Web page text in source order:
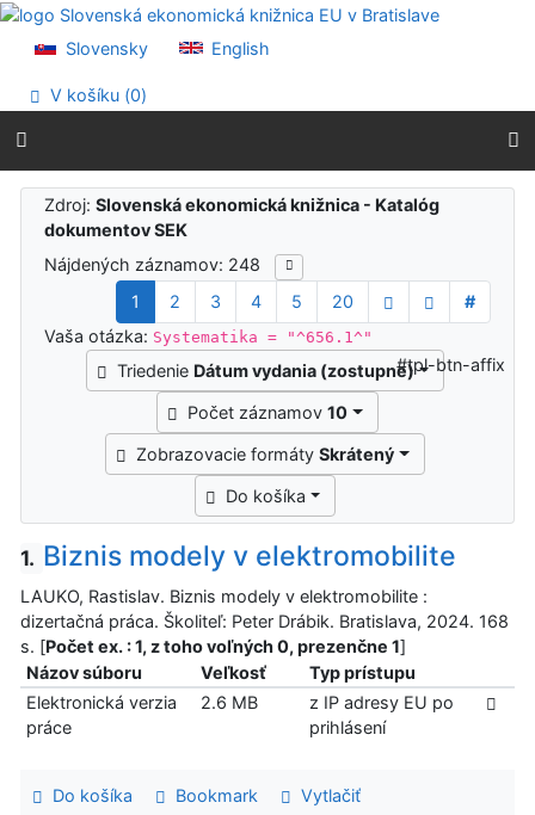
Prejsť na obsah
Prehlásenie o webovej prístupnosti
Slovensky English
V košíku (0)
Výsledky vyhľadávania
Zdroj:Slovenská ekonomická knižnica - Katalóg
dokumentov SEK
Nájdených záznamov: 248
1
2 3 4 5 20
#
Vaša otázka: Systematika = "^656.1^"
Triedenie Dátum vydania (zostupne)
Počet záznamov10
Zobrazovacie formátySkrátený
Do košíka
#tpl-btn-affix
1. Biznis modely v elektromobilite
LAUKO, Rastislav. Biznis modely v elektromobilite :
dizertačná práca. Školiteľ: Peter Drábik. Bratislava, 2024. 168
s. [Počet ex. : 1, z toho voľných 0, prezenčne 1]
Názov súboru
Veľkosť
Typ prístupu
Elektronická verzia
práce
2.6 MB
z IP adresy EU po
prihlásení
Do košíka Bookmark
Vytlačiť